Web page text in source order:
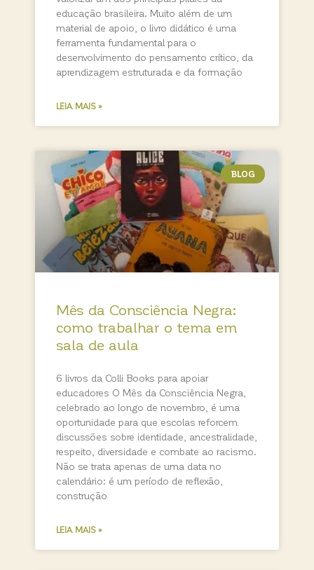
educação brasileira. Muito além de um
material de apoio, o livro didático é uma
ferramenta fundamental para o
desenvolvimento do pensamento crítico, da
aprendizagem estruturada e da formação
LEIA MAIS »
BLOG
Mês da Consciência Negra:
como trabalhar o tema em
sala de aula
6 livros da Colli Books para apoiar
educadores O Mês da Consciência Negra,
celebrado ao longo de novembro, é uma
oportunidade para que escolas reforcem
discussões sobre identidade, ancestralidade,
respeito, diversidade e combate ao racismo.
Não se trata apenas de uma data no
calendário: é um período de reflexão,
construção
LEIA MAIS »